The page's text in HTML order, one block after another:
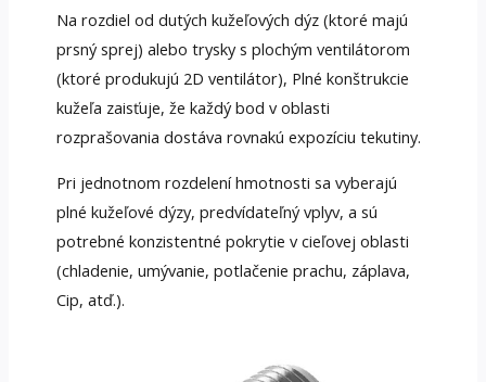
Na rozdiel od dutých kužeľových dýz (ktoré majú
prsný sprej) alebo trysky s plochým ventilátorom
(ktoré produkujú 2D ventilátor), Plné konštrukcie
kužeľa zaisťuje, že každý bod v oblasti
rozprašovania dostáva rovnakú expozíciu tekutiny.
Pri jednotnom rozdelení hmotnosti sa vyberajú
plné kužeľové dýzy, predvídateľný vplyv, a sú
potrebné konzistentné pokrytie v cieľovej oblasti
(chladenie, umývanie, potlačenie prachu, záplava,
Cip, atď.).